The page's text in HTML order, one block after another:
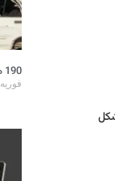
190 هزار موتورسیکلت و خودرو اسقاط شد
فوریه 1, 2026